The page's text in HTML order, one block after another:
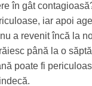
în gât
iar apoi
a revenit încă la
până la o
poate fi